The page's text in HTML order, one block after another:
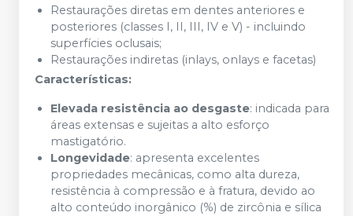
Restaurações diretas em dentes anteriores e
posteriores (classes I, II, III, IV e V) - incluindo
superfícies oclusais;
Restaurações indiretas (inlays, onlays e facetas)
Características:
Elevada resistência ao desgaste: indicada para
áreas extensas e sujeitas a alto esforço
mastigatório.
Longevidade: apresenta excelentes
propriedades mecânicas, como alta dureza,
resistência à compressão e à fratura, devido ao
alto conteúdo inorgânico (%) de zircônia e sílica